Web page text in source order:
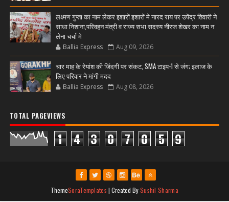
लक्ष्मण गुप्ता का नाम लेकर इशारों इशारों मे नारद राय पर उपेंद्र तिवारी ने
साधा निशाना,परिवहन मंत्री व राज्य सभा सदस्य नीरज शेखर का नाम न
लेना चर्चा मे
Ballia Express Aug 09, 2026
चार माह के रेयांश की जिंदगी पर संकट, SMA टाइप-1 से जंग; इलाज के
लिए परिवार ने मांगी मदद
Ballia Express Aug 08, 2026
TOTAL PAGEVIEWS
1 4 3 0 7 0 5 9
ThemeSoraTemplates | Created BySushil Sharma